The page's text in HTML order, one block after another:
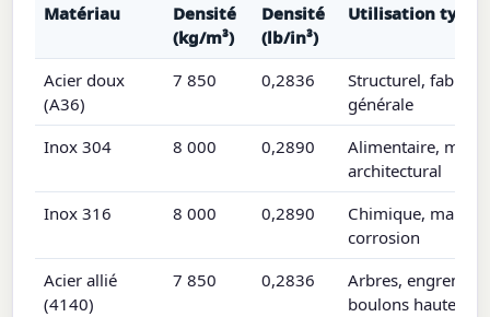
Matériau
Densité
(kg/m³)
Densité
(lb/in³)
Utilisation
Acier doux
(A36)
7 850 0,2836
Structurel,
générale
Inox 304
8 000 0,2890
Alimentaire,
architectural
Inox 316
8 000 0,2890
Chimique,
corrosion
Acier allié
(4140)
7 850 0,2836
Arbres,
boulons haute